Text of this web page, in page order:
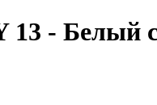
13 - Белый